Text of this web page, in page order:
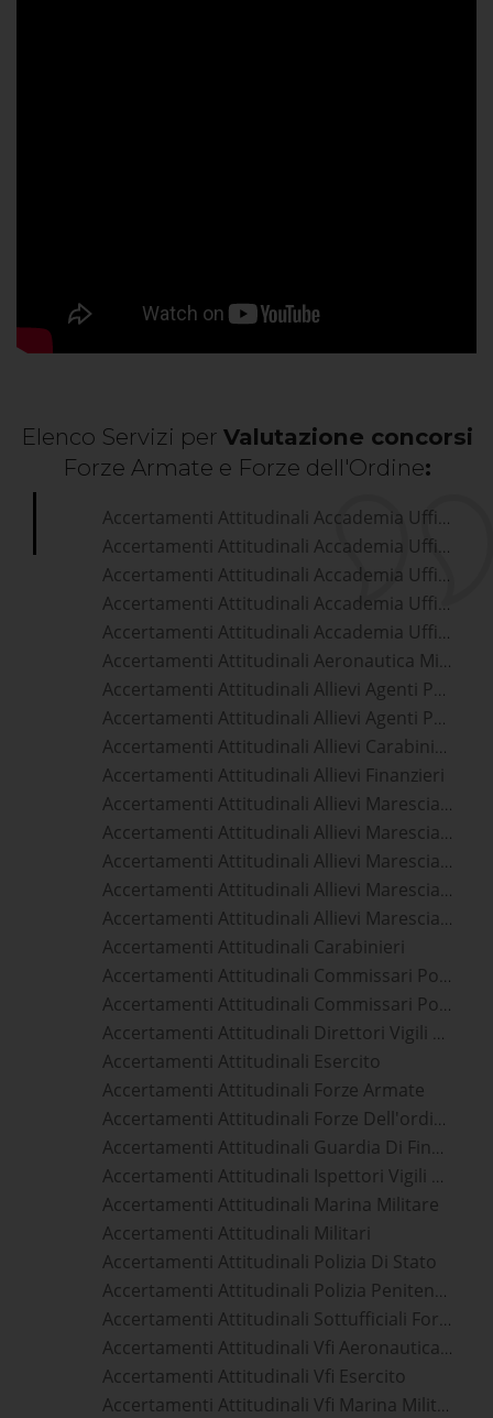
Elenco Servizi per Valutazione concorsi
Forze Armate e Forze dell'Ordine:
Accertamenti Attitudinali Accademia Ufficiali Aeronautica Militare
Accertamenti Attitudinali Accademia Ufficiali Carabinieri
Accertamenti Attitudinali Accademia Ufficiali Esercito
Accertamenti Attitudinali Accademia Ufficiali Guardia Di Finanza
Accertamenti Attitudinali Accademia Ufficiali Marina Militare
Accertamenti Attitudinali Aeronautica Militare
Accertamenti Attitudinali Allievi Agenti Polizia Di Stato
Accertamenti Attitudinali Allievi Agenti Polizia Penitenziaria
Accertamenti Attitudinali Allievi Carabinieri
Accertamenti Attitudinali Allievi Finanzieri
Accertamenti Attitudinali Allievi Marescialli Aeronautica Militare
Accertamenti Attitudinali Allievi Marescialli Carabinieri
Accertamenti Attitudinali Allievi Marescialli Esercito
Accertamenti Attitudinali Allievi Marescialli Guardia Di Finanza
Accertamenti Attitudinali Allievi Marescialli Marina Militare
Accertamenti Attitudinali Carabinieri
Accertamenti Attitudinali Commissari Polizia Di Stato
Accertamenti Attitudinali Commissari Polizia Penitenziaria
Accertamenti Attitudinali Direttori Vigili Del Fuoco
Accertamenti Attitudinali Esercito
Accertamenti Attitudinali Forze Armate
Accertamenti Attitudinali Forze Dell'ordine
Accertamenti Attitudinali Guardia Di Finanza
Accertamenti Attitudinali Ispettori Vigili Del Fuoco
Accertamenti Attitudinali Marina Militare
Accertamenti Attitudinali Militari
Accertamenti Attitudinali Polizia Di Stato
Accertamenti Attitudinali Polizia Penitenziaria
Accertamenti Attitudinali Sottufficiali Forze Armate
Accertamenti Attitudinali Vfi Aeronautica Militare
Accertamenti Attitudinali Vfi Esercito
Accertamenti Attitudinali Vfi Marina Militare